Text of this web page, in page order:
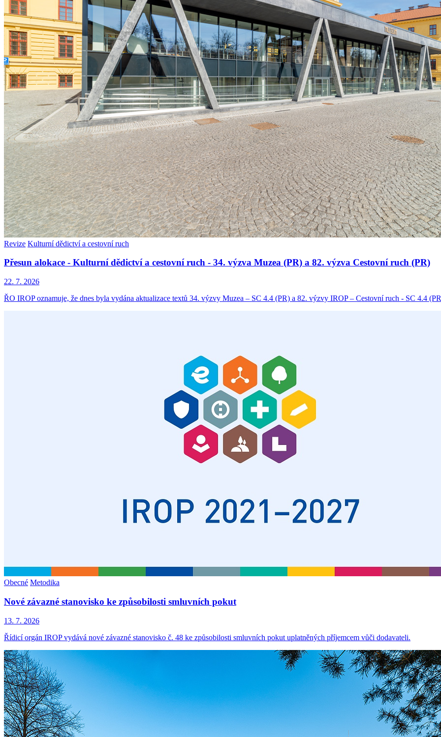
Revize Kulturní dědictví a cestovní ruch
Přesun alokace - Kulturní dědictví a cestovní ruch - 34. výzva Muzea (PR) a 82. výzva Cestovní ruch (PR)
22. 7. 2026
ŘO IROP oznamuje, že dnes byla vydána aktualizace textů 34. výzvy Muzea – SC 4.4 (PR) a 82. výzvy IROP – Cestovní ruch - SC 4.4
Obecné Metodika
Nové závazné stanovisko ke způsobilosti smluvních pokut
13. 7. 2026
Řídicí orgán IROP vydává nové závazné stanovisko č. 48 ke způsobilosti smluvních pokut uplatněných příjemcem vůči dodavateli.